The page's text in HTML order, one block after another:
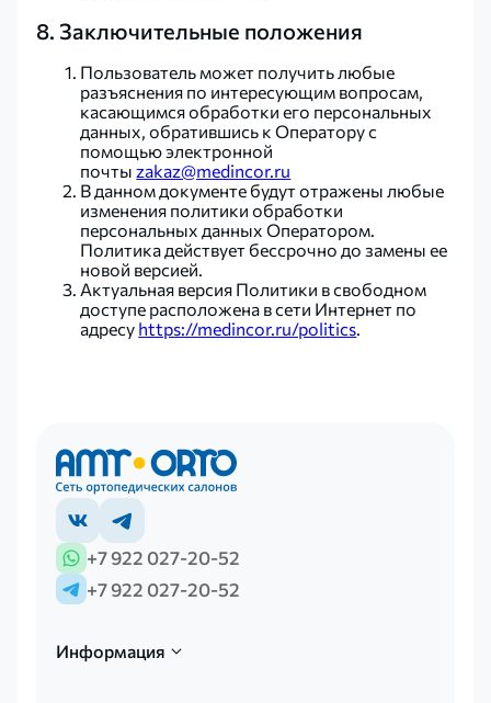
8. Заключительные положения
Пользователь может получить любые
разъяснения по интересующим вопросам,
касающимся обработки его персональных
данных, обратившись к Оператору с
помощью электронной
почтыzakaz@medincor.ru
В данном документе будут отражены любые
изменения политики обработки
персональных данных Оператором.
Политика действует бессрочно до замены ее
новой версией.
Актуальная версия Политики в свободном
доступе расположена в сети Интернет по
адресу https://medincor.ru/politics.
+7 922 027-20-52
+7 922 027-20-52
Информация